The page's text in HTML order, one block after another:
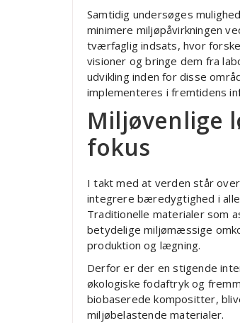
Samtidig undersøges
minimere miljøpåvirkningen
tværfaglig indsats, hvor
visioner og bringe dem fra
udvikling inden for disse
implementeres i fremtidens
Miljøvenlige
fokus
I takt med at verden står
integrere bæredygtighed i
Traditionelle materialer som
betydelige miljømæssige
produktion og lægning.
Derfor er der en stigende
økologiske fodaftryk og
biobaserede kompositter,
miljøbelastende materialer.